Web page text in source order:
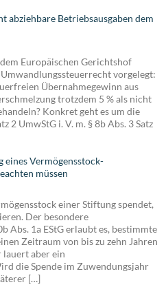
abziehbare Betriebsausgaben dem
Europäischen Gerichtshof
vorgelegt:
Übernahmegewinn aus
trotzdem 5 % als nicht
Konkret geht es um die
2 UmwStG i. V. m. § 8b Abs. 3 Satz
eines Vermögensstock-
müssen
einer Stiftung spendet,
Der besondere
Abs. 1a EStG erlaubt es, bestimmte
Zeitraum von bis zu zehn Jahren
lauert aber ein
die Spende im Zuwendungsjahr
[…]